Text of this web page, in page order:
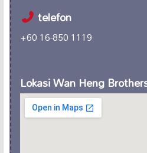
telefon
+60 16-850 1119
Lokasi Wan Heng